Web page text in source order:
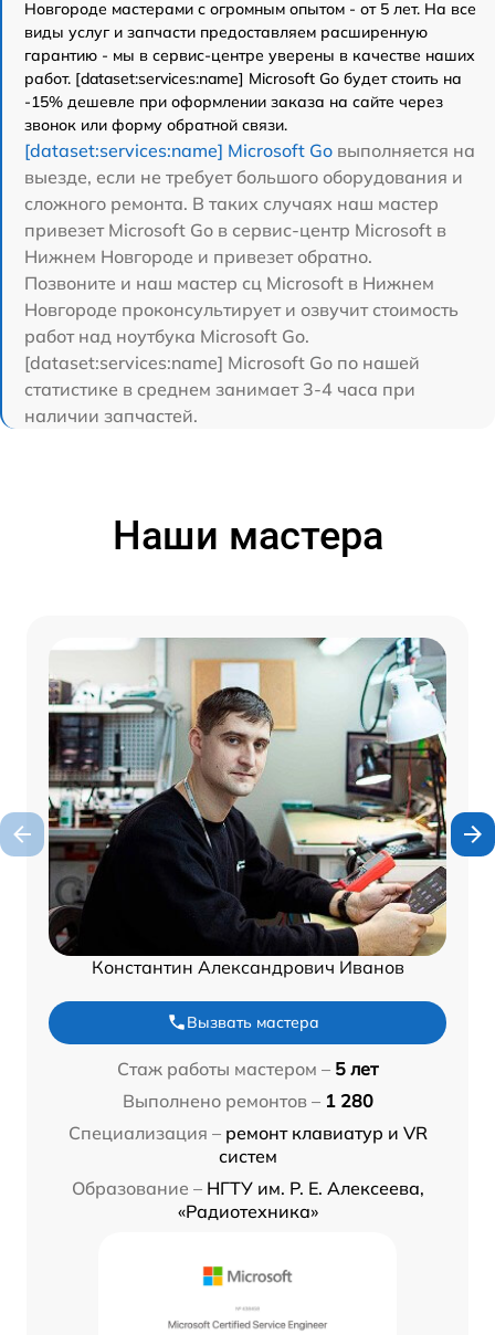
Новгороде мастерами с огромным опытом - от 5 лет. На все
виды услуг и запчасти предоставляем расширенную
гарантию - мы в сервис-центре уверены в качестве наших
работ. [dataset:services:name] Microsoft Go будет стоить на
-15% дешевле при оформлении заказа на сайте через
звонок или форму обратной связи.
[dataset:services:name] Microsoft Go выполняется на
выезде, если не требует большого оборудования и
сложного ремонта. В таких случаях наш мастер
привезет Microsoft Go в сервис-центр Microsoft в
Нижнем Новгороде и привезет обратно.
Позвоните и наш мастер сц Microsoft в Нижнем
Новгороде проконсультирует и озвучит стоимость
работ над ноутбука Microsoft Go.
[dataset:services:name] Microsoft Go по нашей
статистике в среднем занимает 3-4 часа при
наличии запчастей.
Наши мастера
Константин Александрович Иванов
Вызвать мастера
Стаж работы мастером – 5 лет
Выполнено ремонтов – 1 280
Специализация – ремонт клавиатур и VR
систем
Образование – НГТУ им. Р. Е. Алексеева,
«Радиотехника»